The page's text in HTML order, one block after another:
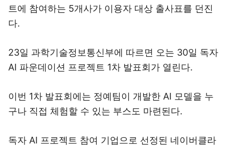
트에 참여하는 5개사가 이용자 대상 출사표를 던진
다.
23일 과학기술정보통신부에 따르면 오는 30일 독자
AI 파운데이션 프로젝트 1차 발표회가 열린다.
이번 1차 발표회에는 정예팀이 개발한 AI 모델을 누
구나 직접 체험할 수 있는 부스도 마련된다.
독자 AI 프로젝트 참여 기업으로 선정된 네이버클라